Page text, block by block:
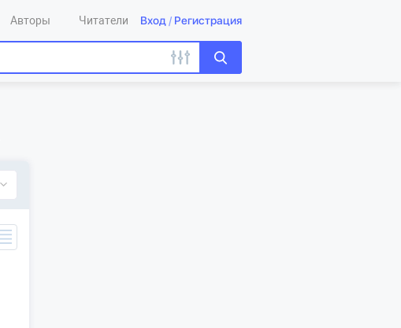
Авторы Читатели Вход / Регистрация